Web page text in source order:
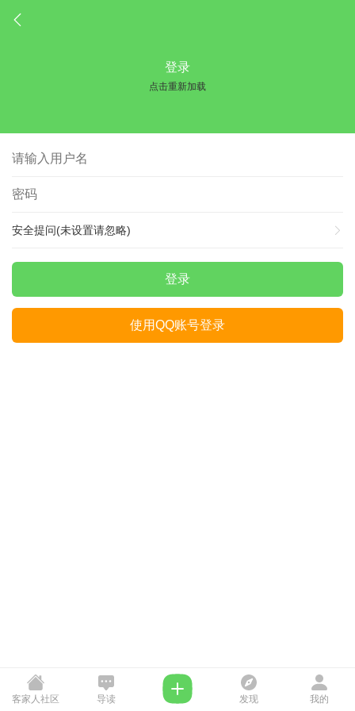
登录
点击重新加载
安全提问(未设置请忽略)
登录
使用QQ账号登录
客家人社区 导读 发现 我的